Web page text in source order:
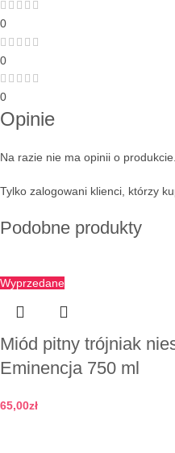
0
0
0
Opinie
Na razie nie ma opinii o produkcie.
Tylko zalogowani klienci, którzy
Podobne produkty
Wyprzedane
Miód pitny trójniak
Eminencja 750 ml
65,00zł